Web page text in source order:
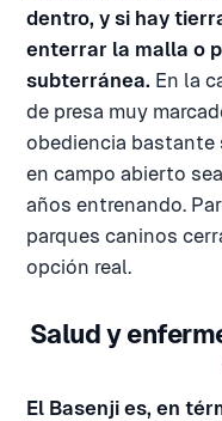
dentro, y si hay
enterrar la malla o
subterránea. En la
de presa muy
obediencia bastante
en campo abierto
años entrenando.
parques caninos
opción real.
Salud y
El Basenji es, en